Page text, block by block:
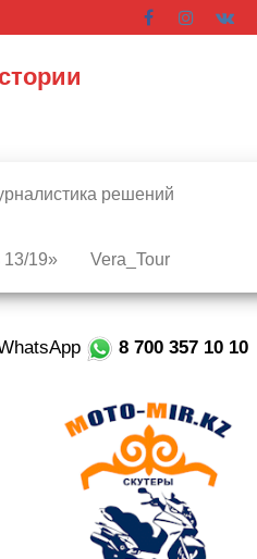
решений
13/19» Vera_Tour
8 700 357 10 10